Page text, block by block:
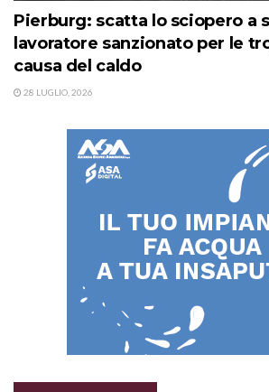
Pierburg: scatta lo sciopero a
lavoratore sanzionato per le
causa del caldo
28 LUGLIO, 2026